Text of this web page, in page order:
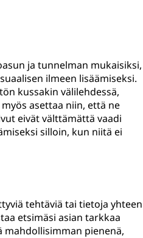
ja tunnelman mukaisiksi,
ilmeen lisäämiseksi.
kussakin välilehdessä,
asettaa niin, että ne
eivät välttämättä vaadi
silloin, kun niitä ei
tehtäviä tai tietoja yhteen
etsimäsi asian tarkkaa
mahdollisimman pienenä,